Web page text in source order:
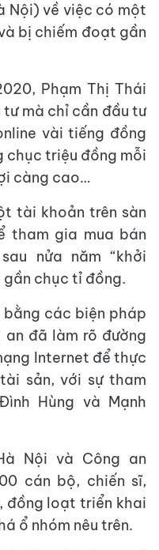
Nội) về việc có một
bị chiếm đoạt gần
Phạm Thị Thái
mà chỉ cần đầu tư
vài tiếng đồng
chục triệu đồng mỗi
càng cao…
tài khoản trên sàn
tham gia mua bán
nửa năm “khởi
gần chục tỉ đồng.
các biện pháp
đã làm rõ đường
Internet để thực
sản, với sự tham
Hùng và Mạnh
Nội và Công an
cán bộ, chiến sĩ,
đồng loạt triển khai
ổ nhóm nêu trên.